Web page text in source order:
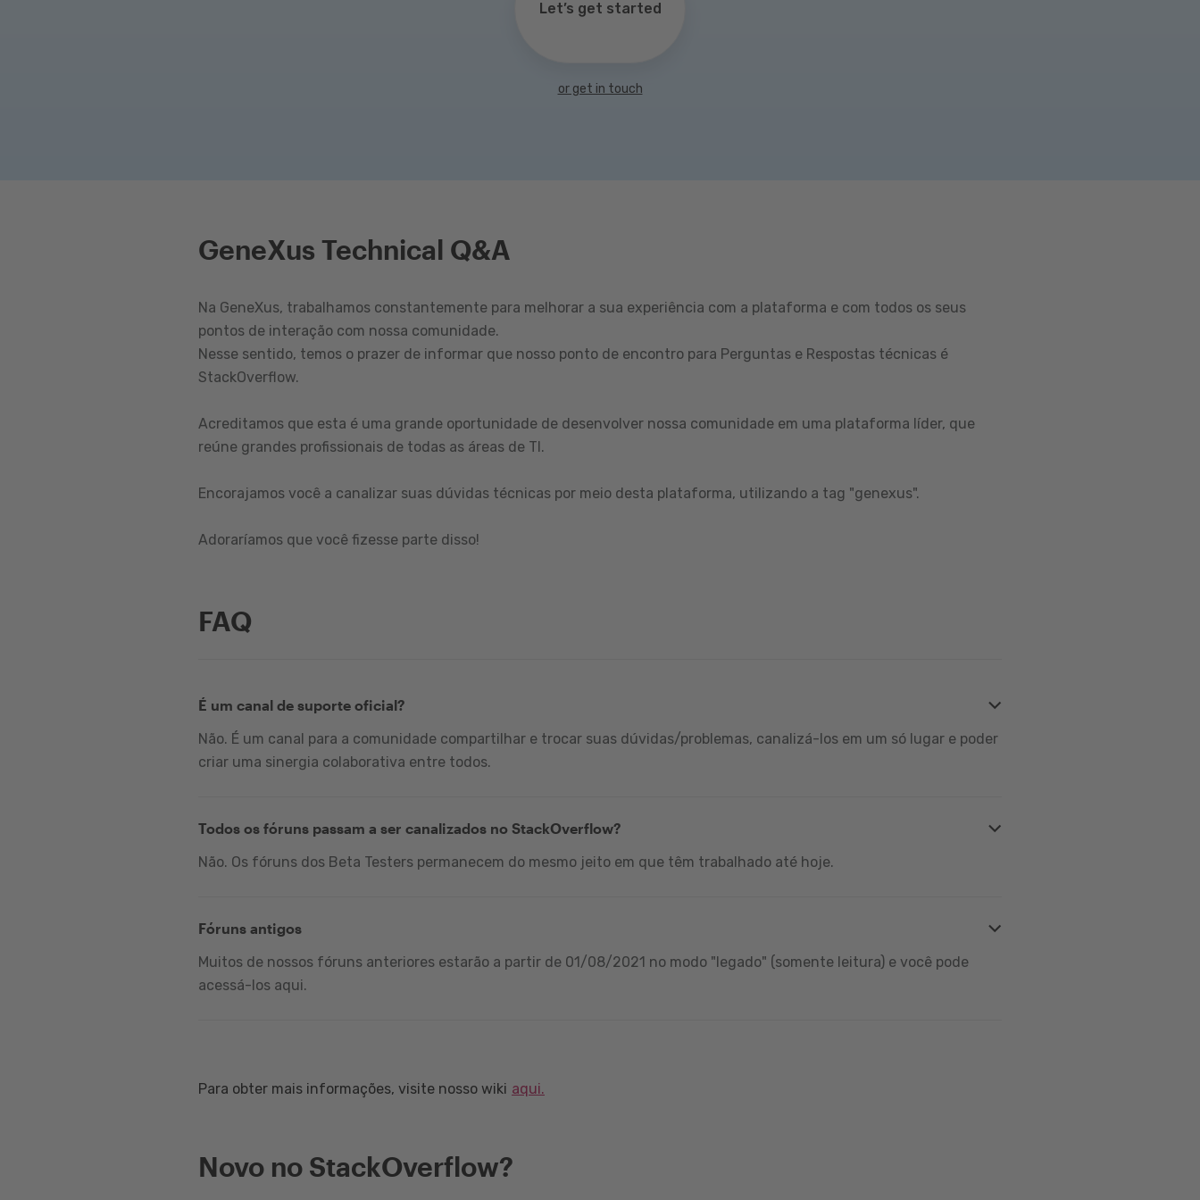
Let’s get started
or get in touch
GeneXus Technical Q&A
Na GeneXus, trabalhamos constantemente para melhorar a sua experiência com a plataforma e com todos os seus
pontos de interação com nossa comunidade.
Nesse sentido, temos o prazer de informar que nosso ponto de encontro para Perguntas e Respostas técnicas é
StackOverflow.
Acreditamos que esta é uma grande oportunidade de desenvolver nossa comunidade em uma plataforma líder, que
reúne grandes profissionais de todas as áreas de TI.
Encorajamos você a canalizar suas dúvidas técnicas por meio desta plataforma, utilizando a tag "genexus".
Adoraríamos que você fizesse parte disso!
FAQ
É um canal de suporte oficial?
Não. É um canal para a comunidade compartilhar e trocar suas dúvidas/problemas, canalizá-los em um só lugar e poder
criar uma sinergia colaborativa entre todos.
Todos os fóruns passam a ser canalizados no StackOverflow?
Não. Os fóruns dos Beta Testers permanecem do mesmo jeito em que têm trabalhado até hoje.
Fóruns antigos
Muitos de nossos fóruns anteriores estarão a partir de 01/08/2021 no modo "legado" (somente leitura) e você pode
acessá-los aqui.
Para obter mais informações, visite nosso wiki aqui.
Novo no StackOverflow?